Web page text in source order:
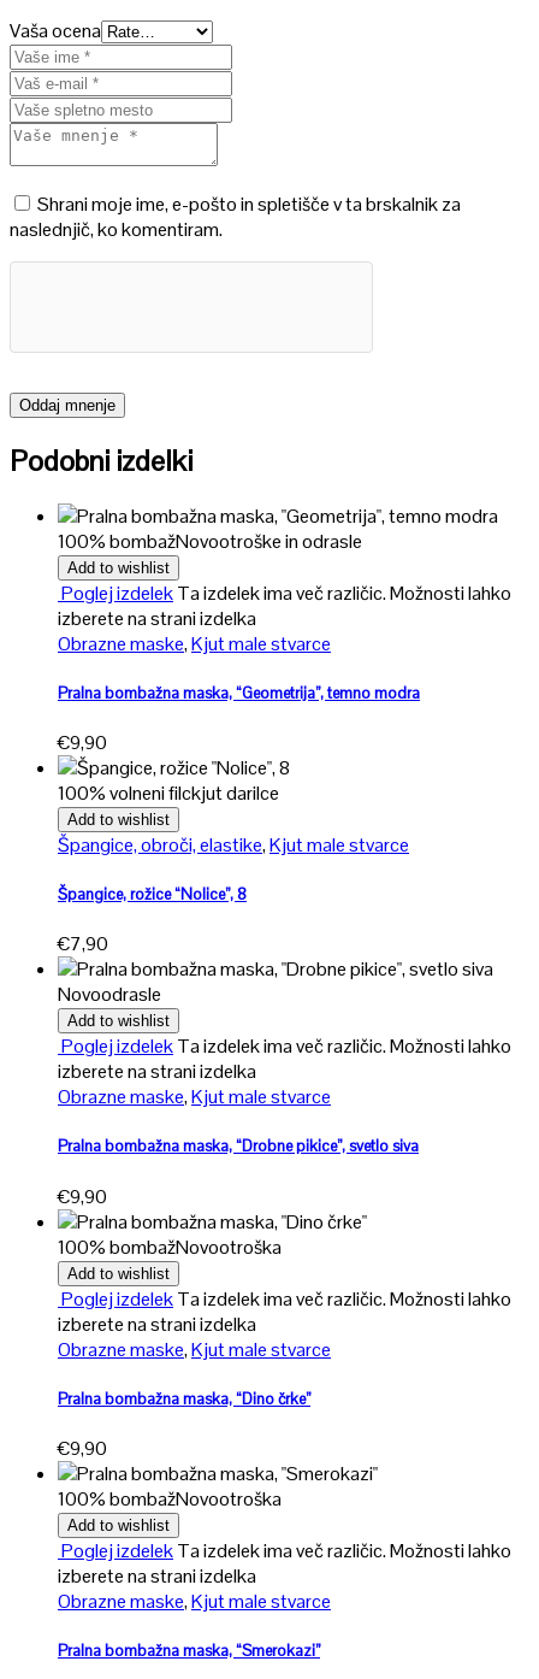
Vaša ocena
Shrani moje ime, e-pošto in spletišče v ta brskalnik za
naslednjič, ko komentiram.
Podobni izdelki
100% bombažNovootroške in odrasle
Add to wishlist
Poglej izdelekTa izdelek ima več različic. Možnosti lahko
izberete na strani izdelka
Obrazne maske,Kjut male stvarce
Pralna bombažna maska, “Geometrija”, temno modra
€9,90
100% volneni filckjut darilce
Add to wishlist
Špangice, obroči, elastike,Kjut male stvarce
Špangice, rožice “Nolice”, 8
€7,90
Novoodrasle
Add to wishlist
Poglej izdelekTa izdelek ima več različic. Možnosti lahko
izberete na strani izdelka
Obrazne maske,Kjut male stvarce
Pralna bombažna maska, “Drobne pikice”, svetlo siva
€9,90
100% bombažNovootroška
Add to wishlist
Poglej izdelekTa izdelek ima več različic. Možnosti lahko
izberete na strani izdelka
Obrazne maske,Kjut male stvarce
Pralna bombažna maska, “Dino črke”
€9,90
100% bombažNovootroška
Add to wishlist
Poglej izdelekTa izdelek ima več različic. Možnosti lahko
izberete na strani izdelka
Obrazne maske,Kjut male stvarce
Pralna bombažna maska, “Smerokazi”